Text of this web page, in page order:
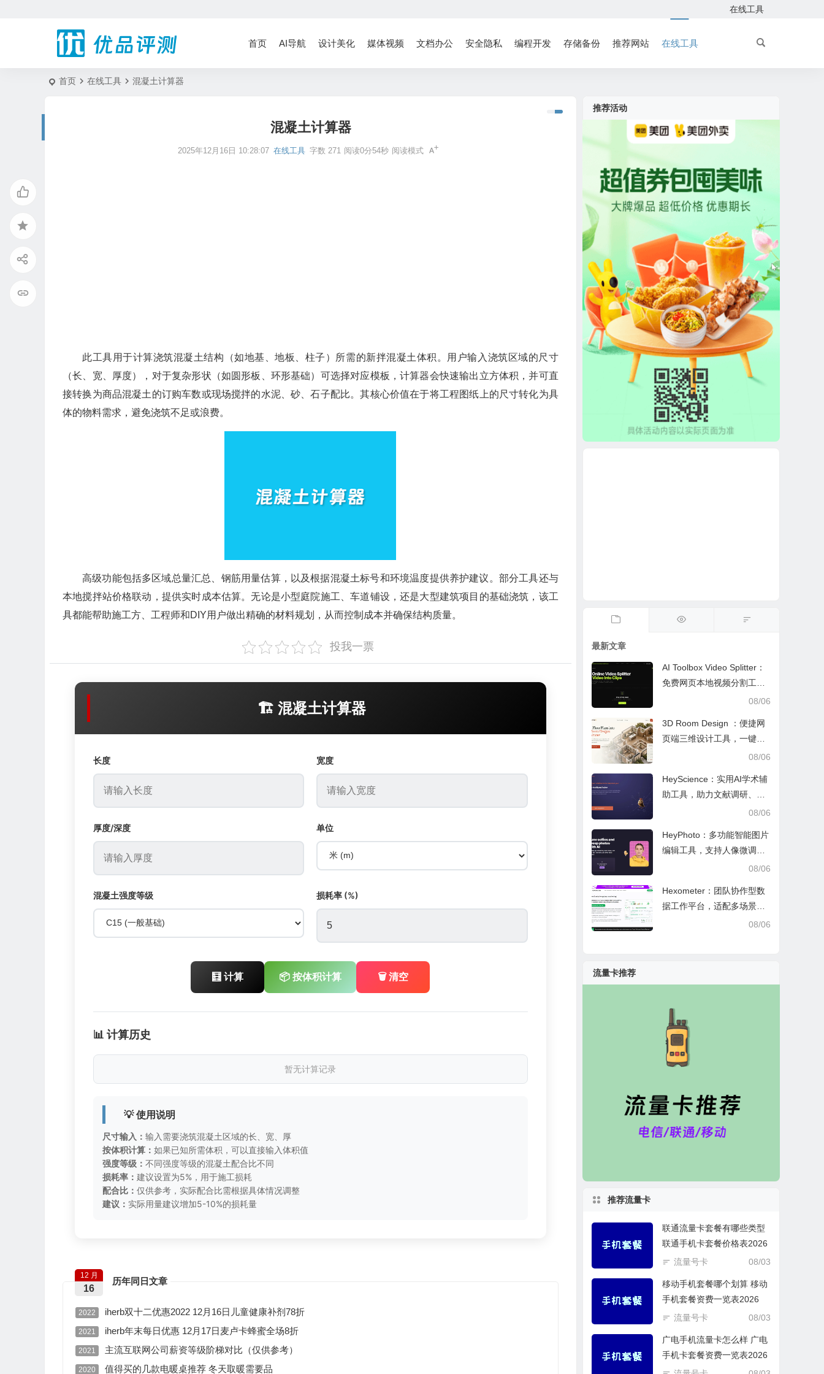
在线工具
首页 AI导航 设计美化 媒体视频 文档办公 安全隐私 编程开发 存储备份 推荐网站 在线工具
首页 在线工具 混凝土计算器
混凝土计算器
2025年12月16日 10:28:07 在线工具 字数 271 阅读0分54秒 阅读模式
此工具用于计算浇筑混凝土结构（如地基、地板、柱子）所需的新拌混凝土体积。用户输入浇筑区域的尺寸
（长、宽、厚度），对于复杂形状（如圆形板、环形基础）可选择对应模板，计算器会快速输出立方体积，并可直
接转换为商品混凝土的订购车数或现场搅拌的水泥、砂、石子配比。其核心价值在于将工程图纸上的尺寸转化为具
体的物料需求，避免浇筑不足或浪费。
高级功能包括多区域总量汇总、钢筋用量估算，以及根据混凝土标号和环境温度提供养护建议。部分工具还与
本地搅拌站价格联动，提供实时成本估算。无论是小型庭院施工、车道铺设，还是大型建筑项目的基础浇筑，该工
具都能帮助施工方、工程师和DIY用户做出精确的材料规划，从而控制成本并确保结构质量。
投我一票
🏗️ 混凝土计算器
长度 宽度
厚度/深度 单位
混凝土强度等级 损耗率 (%)
🧮 计算 📦 按体积计算 🗑️ 清空
📊 计算历史
暂无计算记录
💡 使用说明
尺寸输入： 输入需要浇筑混凝土区域的长、宽、厚
按体积计算： 如果已知所需体积，可以直接输入体积值
强度等级： 不同强度等级的混凝土配合比不同
损耗率： 建议设置为5%，用于施工损耗
配合比： 仅供参考，实际配合比需根据具体情况调整
建议： 实际用量建议增加5-10%的损耗量
历年同日文章
12 月
16
2022 iherb双十二优惠2022 12月16日儿童健康补剂78折
2021 iherb年末每日优惠 12月17日麦卢卡蜂蜜全场8折
2021 主流互联网公司薪资等级阶梯对比（仅供参考）
2020 值得买的几款电暖桌推荐 冬天取暖需要品
推荐活动
最新文章
AI Toolbox Video Splitter：
免费网页本地视频分割工
具，多模式裁切高清视频且
08/06
3D Room Design ：便捷网
页端三维设计工具，一键户
型建模、实时改色布景助力
08/06
HeyScience：实用AI学术辅
助工具，助力文献调研、论
文审阅与日常学业研究工作
08/06
HeyPhoto：多功能智能图片
编辑工具，支持人像微调、
艺术创作与日常隐私防护08/06
Hexometer：团队协作型数
据工作平台，适配多场景数
据分析、高效办公与企业安
08/06
流量卡推荐
推荐流量卡
联通流量卡套餐有哪些类型
联通手机卡套餐价格表2026
08/03
流量号卡
移动手机套餐哪个划算 移动
手机套餐资费一览表2026
08/03
流量号卡
广电手机流量卡怎么样 广电
手机卡套餐资费一览表2026